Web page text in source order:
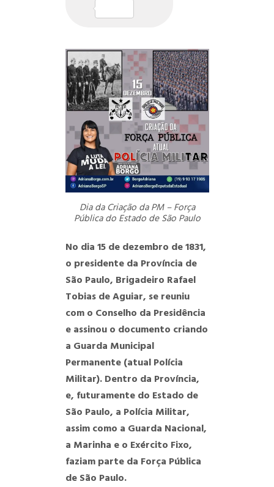
Dia da Criação da PM – Força
Pública do Estado de São Paulo
No dia 15 de dezembro de 1831,
o presidente da Província de
São Paulo, Brigadeiro Rafael
Tobias de Aguiar, se reuniu
com o Conselho da Presidência
e assinou o documento criando
a Guarda Municipal
Permanente (atual Polícia
Militar). Dentro da Província,
e, futuramente do Estado de
São Paulo, a Polícia Militar,
assim como a Guarda Nacional,
a Marinha e o Exército Fixo,
faziam parte da Força Pública
de São Paulo.